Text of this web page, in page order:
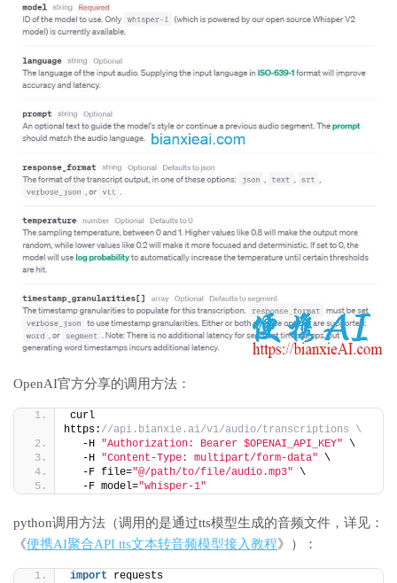
OpenAI官方分享的调用方法：
curl
https: //api.bianxie.ai/v1/audio/transcriptions \
  -H
"Authorization: Bearer $OPENAI_API_KEY" \
  -H
"Content-Type: multipart/form-data" \
  -F file=
"@/path/to/file/audio.mp3" \
  -F model=
"whisper-1"
python调用方法（调用的是通过tts模型生成的音频文件，详见：
《便携AI聚合API tts文本转音频模型接入教程》）：
import requests